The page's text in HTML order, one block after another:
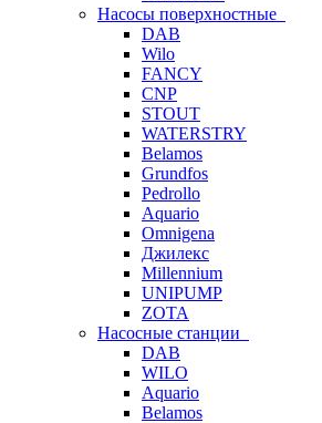
Насосы поверхностные
DAB
Wilo
FANCY
CNP
STOUT
WATERSTRY
Belamos
Grundfos
Pedrollo
Aquario
Omnigena
Джилекс
Millennium
UNIPUMP
ZOTA
Насосные станции
DAB
WILO
Aquario
Belamos